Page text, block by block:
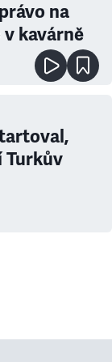
na
v kavárně
Turkův